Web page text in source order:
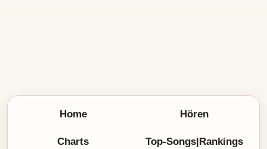
Home Hören
Charts Top-Songs|Rankings